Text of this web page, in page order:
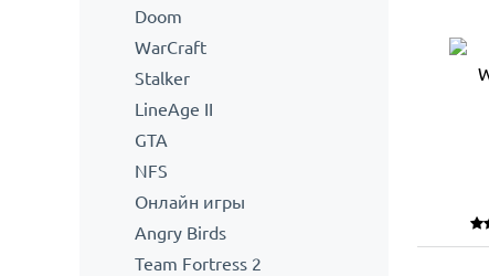
Doom
WarCraft
Stalker
LineAge II
GTA
NFS
Онлайн игры
Angry Birds
Team Fortress 2